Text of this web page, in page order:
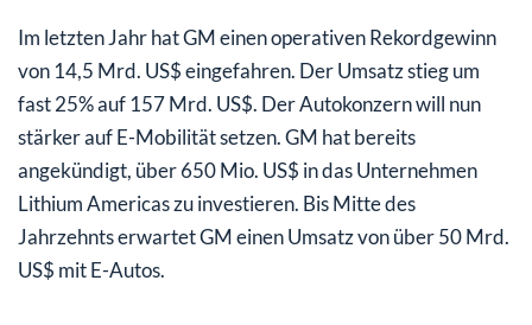
Im letzten Jahr hat GM einen operativen Rekordgewinn
von 14,5 Mrd. US$ eingefahren. Der Umsatz stieg um
fast 25% auf 157 Mrd. US$. Der Autokonzern will nun
stärker auf E-Mobilität setzen. GM hat bereits
angekündigt, über 650 Mio. US$ in das Unternehmen
Lithium Americas zu investieren. Bis Mitte des
Jahrzehnts erwartet GM einen Umsatz von über 50 Mrd.
US$ mit E-Autos.